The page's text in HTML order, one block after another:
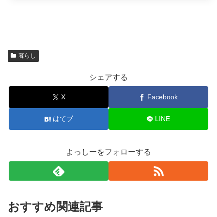
暮らし
シェアする
X Facebook
はてブ LINE
よっしーをフォローする
おすすめ関連記事